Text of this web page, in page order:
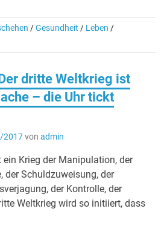
/Gesundheit / Leben /
dritte Weltkrieg ist
– die Uhr tickt
2017von admin
ein Krieg der Manipulation, der
der Schuldzuweisung, der
der Kontrolle, der
Weltkrieg wird so initiiert, dass